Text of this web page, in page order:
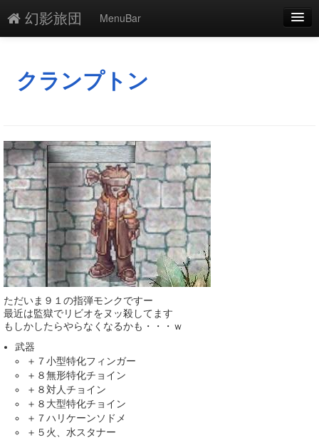
幻影旅団
MenuBar
添付
最終更新
一覧
単語検索
クランプトン
ただいま９１の指弾モンクですー
最近は監獄でリビオをヌッ殺してます
もしかしたらやらなくなるかも・・・ｗ
武器
＋７小型特化フィンガー
＋８無形特化チョイン
＋８対人チョイン
＋８大型特化チョイン
＋７ハリケーンソドメ
＋５火、水スタナー